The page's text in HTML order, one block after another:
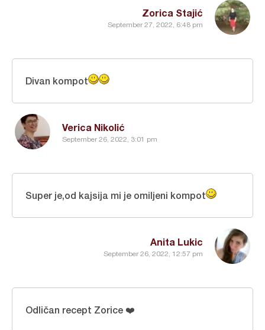
Zorica Stajić
September 27, 2022, 6:48 pm
Verica Nikolić
September 26, 2022, 3:01 pm
Divan kompot
Anita Lukic
September 26, 2022, 12:57 pm
Super je,od kajsija mi je omiljeni kompot
Odličan recept Zorice ❤️